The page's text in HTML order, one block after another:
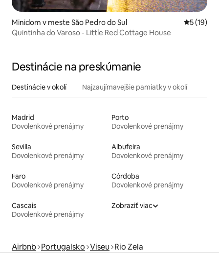
Minidom v meste São Pedro do Sul
5 (19)
Quintinha do Varoso - Little Red Cottage House
Destinácie na preskúmanie
Destinácie v okolí Najzaujímavejšie pamiatky v okolí
Madrid
Dovolenkové prenájmy
Porto
Dovolenkové prenájmy
Sevilla
Dovolenkové prenájmy
Albufeira
Dovolenkové prenájmy
Faro
Dovolenkové prenájmy
Córdoba
Dovolenkové prenájmy
Cascais
Dovolenkové prenájmy
Zobraziť viac
Airbnb Portugalsko Viseu Rio Zela